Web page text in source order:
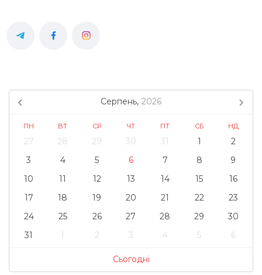
Серпень, 2026
ПН ВТ СР ЧТ ПТ СБ НД
27 28 29 30 31 1
2
3
4 5 6 7 8
9
10
11 12 13 14 15
16
17
18 19 20 21 22
23
24
25 26 27 28 29
30
31
1 2 3 4 5 6
Сьогодні